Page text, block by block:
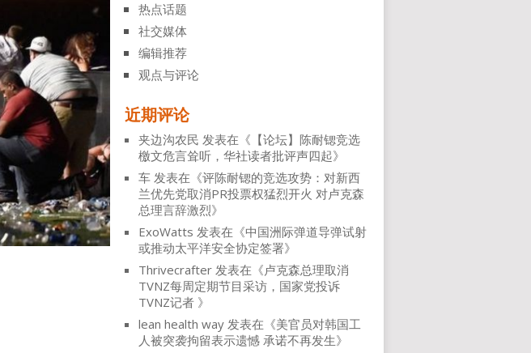
热点话题
社交媒体
编辑推荐
观点与评论
近期评论
夹边沟农民 发表在《 【论坛】陈耐锶竞选
檄文危言耸听，华社读者批评声四起》
车 发表在《评陈耐锶的竞选攻势：对新西
兰优先党取消PR投票权猛烈开火 对卢克森
总理言辞激烈》
ExoWatts 发表在《中国洲际弹道导弹试射
或推动太平洋安全协定签署》
Thrivecrafter 发表在《卢克森总理取消
TVNZ每周定期节目采访，国家党投诉
TVNZ记者 》
lean health way 发表在《美官员对韩国工
人被突袭拘留表示遗憾 承诺不再发生》